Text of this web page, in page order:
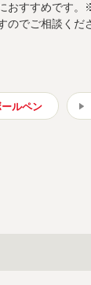
おすすめです
のでご相談くだ
ルペン